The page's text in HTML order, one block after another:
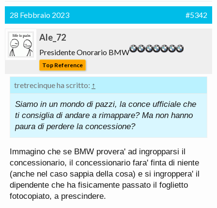
28 Febbraio 2023 #5342
Ale_72
Presidente Onorario BMW
Top Reference
tretrecinque ha scritto: ↑
Siamo in un mondo di pazzi, la conce ufficiale che
ti consiglia di andare a rimappare? Ma non hanno
paura di perdere la concessione?
Immagino che se BMW provera' ad ingropparsi il
concessionario, il concessionario fara' finta di niente
(anche nel caso sappia della cosa) e si ingroppera' il
dipendente che ha fisicamente passato il foglietto
fotocopiato, a prescindere.